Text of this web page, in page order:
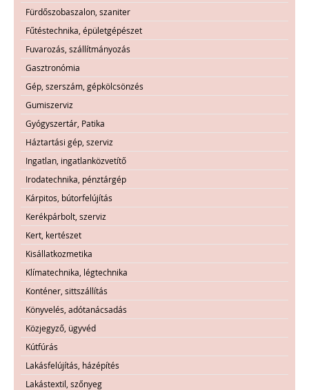
Fürdőszobaszalon, szaniter
Fűtéstechnika, épületgépészet
Fuvarozás, szállítmányozás
Gasztronómia
Gép, szerszám, gépkölcsönzés
Gumiszerviz
Gyógyszertár, Patika
Háztartási gép, szerviz
Ingatlan, ingatlanközvetítő
Irodatechnika, pénztárgép
Kárpitos, bútorfelújítás
Kerékpárbolt, szerviz
Kert, kertészet
Kisállatkozmetika
Klímatechnika, légtechnika
Konténer, sittszállítás
Könyvelés, adótanácsadás
Közjegyző, ügyvéd
Kútfúrás
Lakásfelújítás, házépítés
Lakástextil, szőnyeg